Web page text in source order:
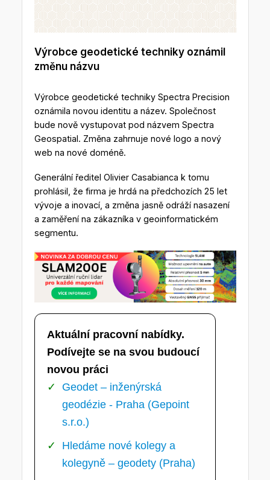
Výrobce geodetické techniky oznámil
změnu názvu
Výrobce geodetické techniky Spectra Precision
oznámila novou identitu a název. Společnost
bude nově vystupovat pod názvem Spectra
Geospatial. Změna zahrnuje nové logo a nový
web na nové doméně.
Generální ředitel Olivier Casabianca k tomu
prohlásil, že firma je hrdá na předchozích 25 let
vývoje a inovací, a změna jasně odráží nasazení
a zaměření na zákazníka v geoinformatickém
segmentu.
Aktuální pracovní nabídky.
Podívejte se na svou budoucí
novou práci
Geodet – inženýrská
geodézie - Praha (Gepoint
s.r.o.)
Hledáme nové kolegy a
kolegyně – geodety (Praha)